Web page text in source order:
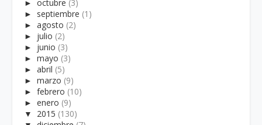
► octubre (3)
► septiembre (1)
► agosto (2)
► julio (2)
► junio (3)
► mayo (3)
► abril (5)
► marzo (9)
► febrero (10)
► enero (9)
▼
2015 (130)